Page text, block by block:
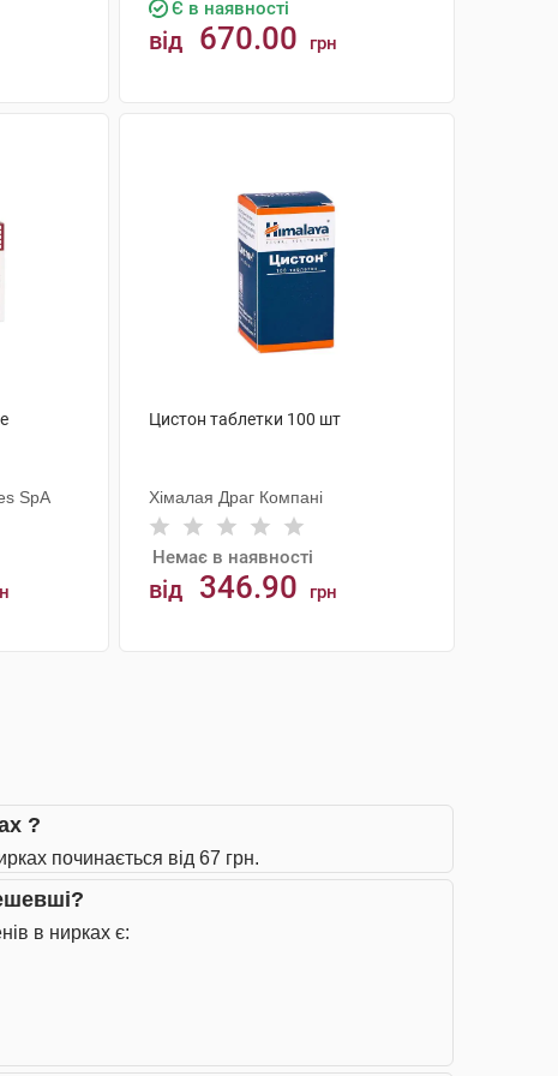
Є в наявності
від 670.00 грн
SpA
Цистон таблетки 100 шт
Хімалая Драг Компані
Немає в наявності
від 346.90 грн
?
починається від 67 грн.
в нирках є: